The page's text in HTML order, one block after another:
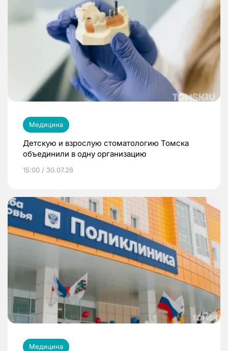
Медицина
Детскую и взрослую стоматологию Томска
объединили в одну организацию
15:00 / 30.07.26
Медицина